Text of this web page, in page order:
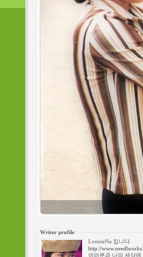
Writer profile
LonnieNa 입니다.
http://
여러분과 나의 세상